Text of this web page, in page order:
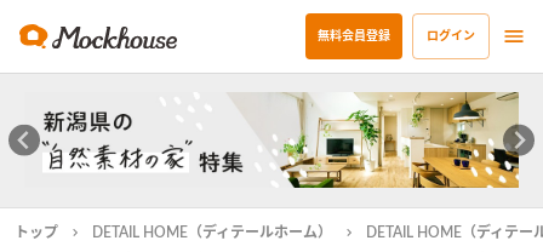
無料会員登録 ログイン
トップ DETAIL HOME（ディテールホーム）
DETAIL HOME（ディテ